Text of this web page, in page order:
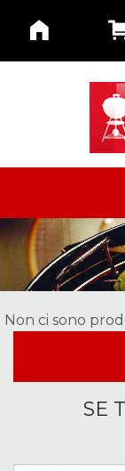
Non ci sono
SE